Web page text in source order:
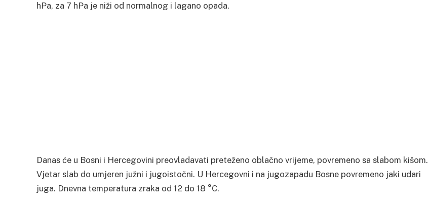
hPa, za 7 hPa je niži od normalnog i lagano opada.
Danas će u Bosni i Hercegovini preovladavati preteženo oblačno vrijeme, povremeno sa slabom kišom.
Vjetar slab do umjeren južni i jugoistočni. U Hercegovni i na jugozapadu Bosne povremeno jaki udari
juga. Dnevna temperatura zraka od 12 do 18 °C.